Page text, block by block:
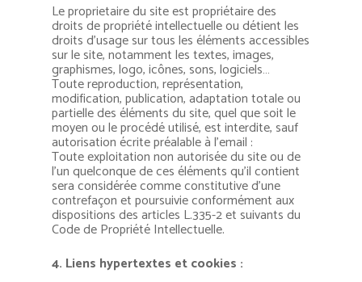
Le proprietaire du site est propriétaire des
droits de propriété intellectuelle ou détient les
droits d’usage sur tous les éléments accessibles
sur le site, notamment les textes, images,
graphismes, logo, icônes, sons, logiciels…
Toute reproduction, représentation,
modification, publication, adaptation totale ou
partielle des éléments du site, quel que soit le
moyen ou le procédé utilisé, est interdite, sauf
autorisation écrite préalable à l’email :
Toute exploitation non autorisée du site ou de
l’un quelconque de ces éléments qu’il contient
sera considérée comme constitutive d’une
contrefaçon et poursuivie conformément aux
dispositions des articles L.335-2 et suivants du
Code de Propriété Intellectuelle.
4. Liens hypertextes et cookies :